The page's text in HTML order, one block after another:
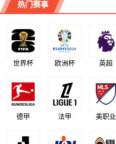
热门赛事
世界杯 欧洲杯 英超
德甲 法甲 美职业